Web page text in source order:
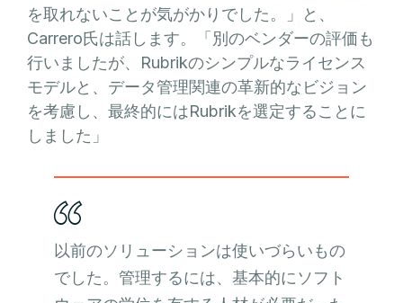
を取れないことが気がかりでした。」と、
Carrero氏は話します。「別のベンダーの評価も
行いましたが、Rubrikのシンプルなライセンス
モデルと、データ管理関連の革新的なビジョン
を考慮し、最終的にはRubrikを選定することに
しました」
以前のソリューションは使いづらいもの
でした。管理するには、基本的にソフト